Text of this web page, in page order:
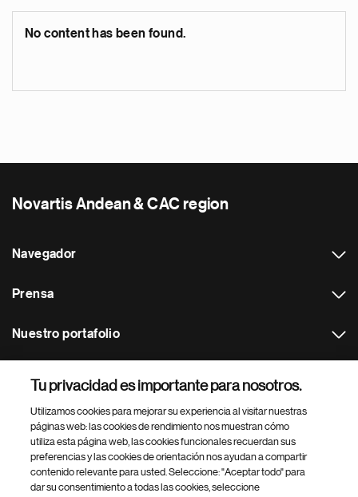
No content has been found.
Novartis Andean & CAC region
Navegador
Prensa
Nuestro portafolio
Footer Site Search
Tu privacidad es importante para nosotros.
Utilizamos cookies para mejorar su experiencia al visitar nuestras
páginas web: las cookies de rendimiento nos muestran cómo
utiliza esta página web, las cookies funcionales recuerdan sus
preferencias y las cookies de orientación nos ayudan a compartir
contenido relevante para usted. Seleccione: "Aceptar todo" para
dar su consentimiento a todas las cookies, seleccione